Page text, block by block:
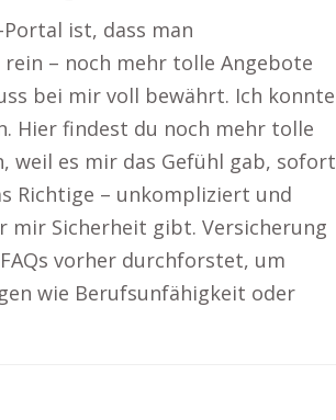
ist, dass man
– noch mehr tolle Angebote
bei mir voll bewährt. Ich konnte
Hier findest du noch mehr tolle
weil es mir das Gefühl gab, sofort
Richtige – unkompliziert und
mir Sicherheit gibt. Versicherung
vorher durchforstet, um
wie Berufsunfähigkeit oder